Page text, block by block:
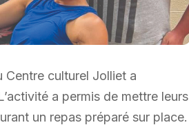
Centre culturel Jolliet a
a permis de mettre leurs
un repas préparé sur place.